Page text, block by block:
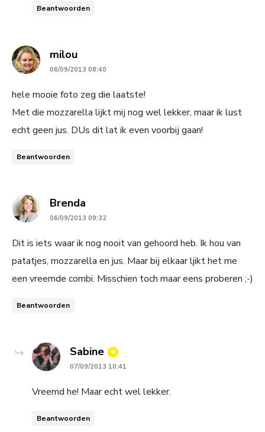
Beantwoorden
milousays:
06/09/2013 08:40
hele mooie foto zeg die laatste!
Met die mozzarella lijkt mij nog wel lekker, maar ik lust
echt geen jus. DUs dit lat ik even voorbij gaan!
Beantwoorden
Brenda
06/09/2013 09:32
Dit is iets waar ik nog nooit van gehoord heb. Ik hou van
patatjes, mozzarella en jus. Maar bij elkaar ljikt het me
een vreemde combi. Misschien toch maar eens proberen ;-)
Beantwoorden
Sabine says:
07/09/2013 10:41
Vreemd he! Maar echt wel lekker.
Beantwoorden